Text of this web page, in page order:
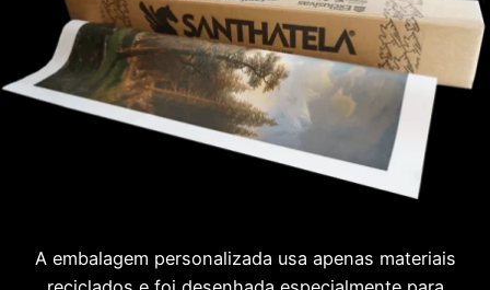
A embalagem personalizada usa apenas materiais